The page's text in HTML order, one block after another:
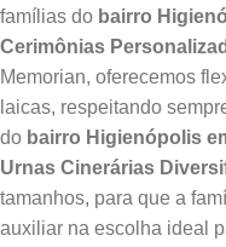
famílias do bairro
Cerimônias
Memorian, oferecemos
laicas, respeitando
do bairro Higienópolis
Urnas Cinerárias
tamanhos, para que a
auxiliar na escolha ideal